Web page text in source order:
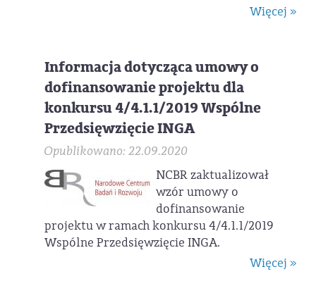
Więcej »
Informacja dotycząca umowy o
dofinansowanie projektu dla
konkursu 4/4.1.1/2019 Wspólne
Przedsięwzięcie INGA
Opublikowano: 22.09.2020
NCBR zaktualizował
wzór umowy o
dofinansowanie
projektu w ramach konkursu 4/4.1.1/2019
Wspólne Przedsięwzięcie INGA.
Więcej »